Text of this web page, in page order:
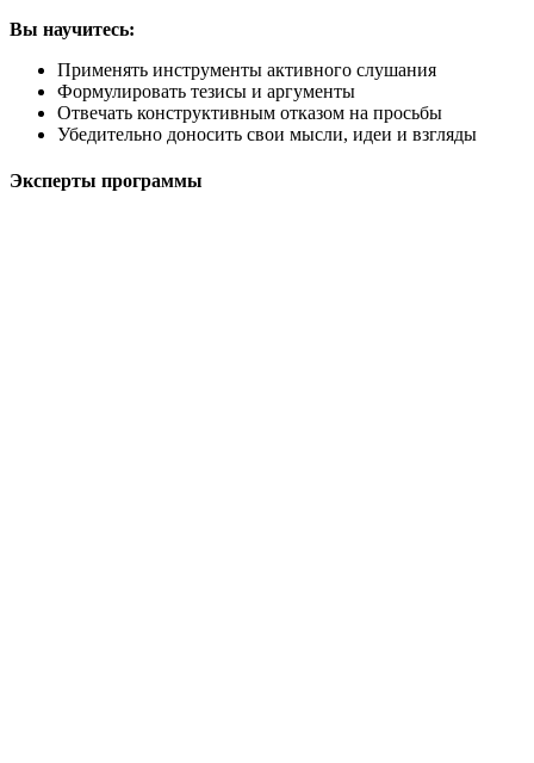
Вы научитесь:
Применять инструменты активного слушания
Формулировать тезисы и аргументы
Отвечать конструктивным отказом на просьбы
Убедительно доносить свои мысли, идеи и взгляды
Эксперты программы